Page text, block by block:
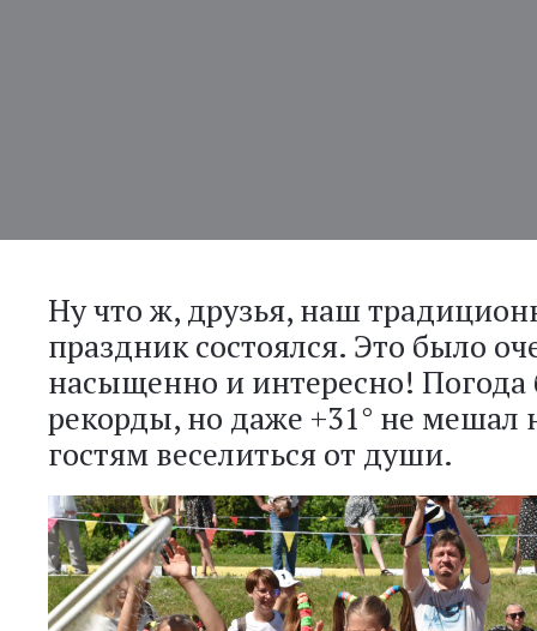
Ну что ж, друзья, наш
праздник состоялся. Это было
насыщенно и интересно! Погода
рекорды, но даже +31° не
гостям веселиться от души.